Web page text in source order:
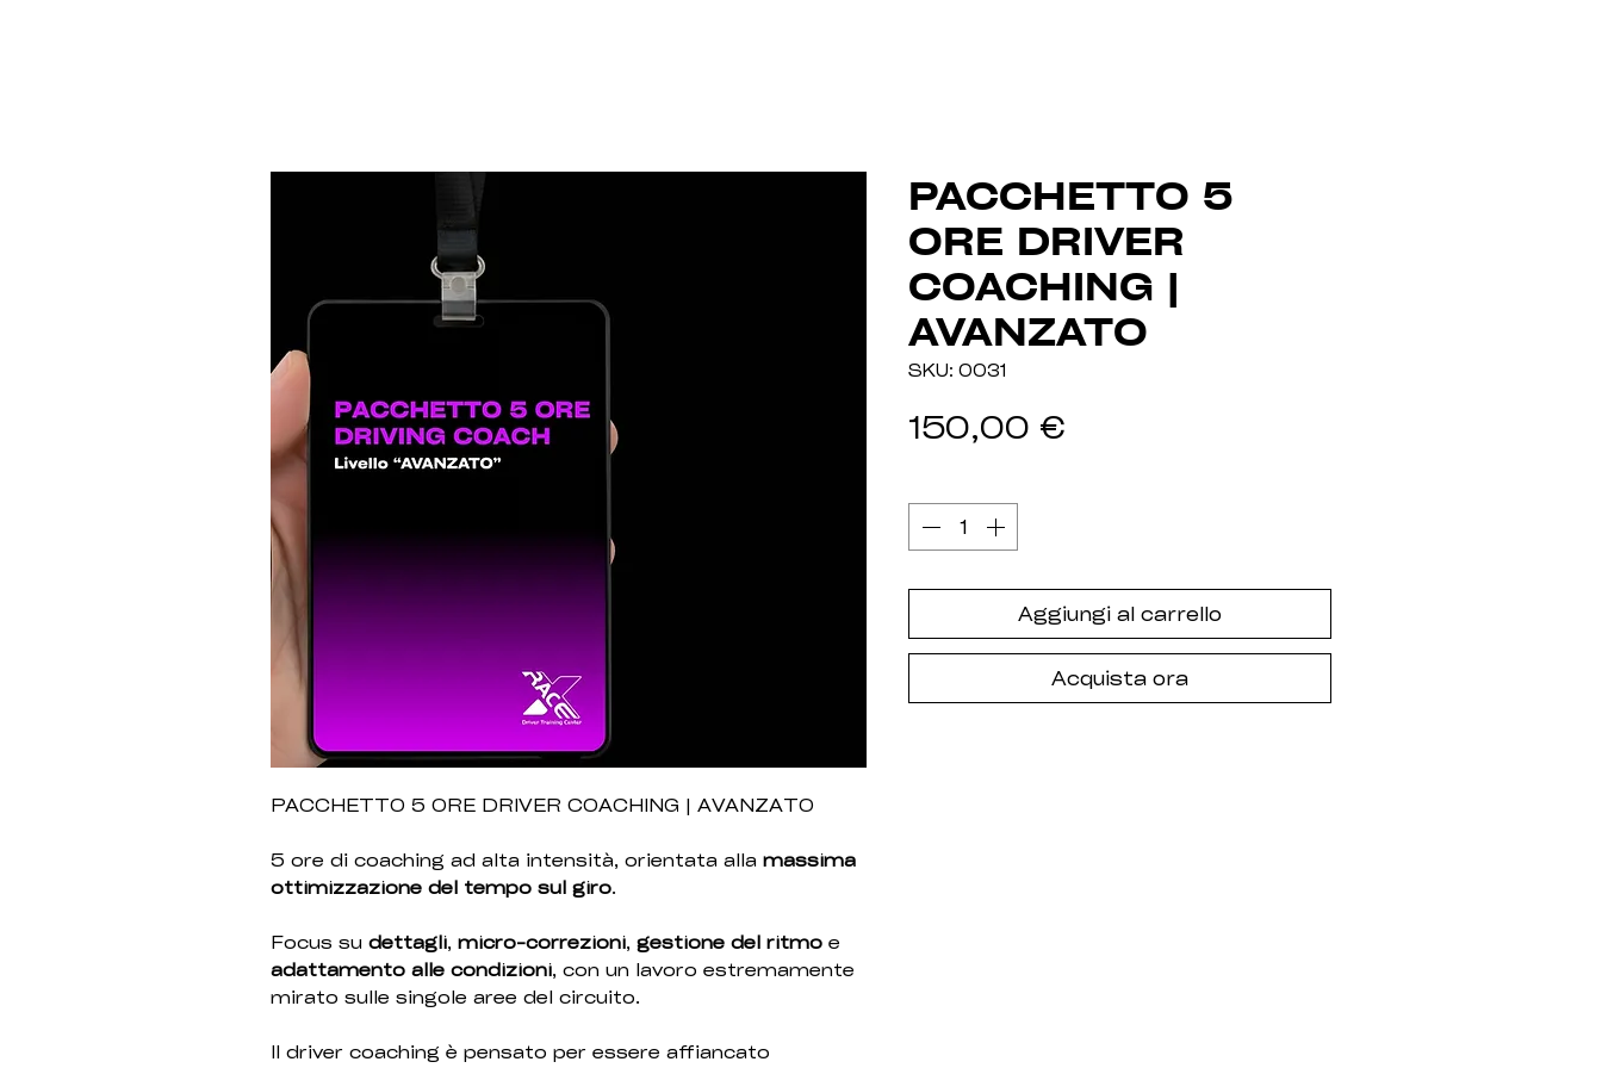
PACCHETTO 5 ORE DRIVER COACHING | AVANZATO
5 ore di coaching ad alta intensità, orientata alla massima
ottimizzazione del tempo sul giro.
Focus su dettagli, micro-correzioni, gestione del ritmo e
adattamento alle condizioni, con un lavoro estremamente
mirato sulle singole aree del circuito.
Il driver coaching è pensato per essere affiancato
PACCHETTO 5
ORE DRIVER
COACHING |
AVANZATO
SKU: 0031
150,00 €
Aggiungi al carrello
Acquista ora